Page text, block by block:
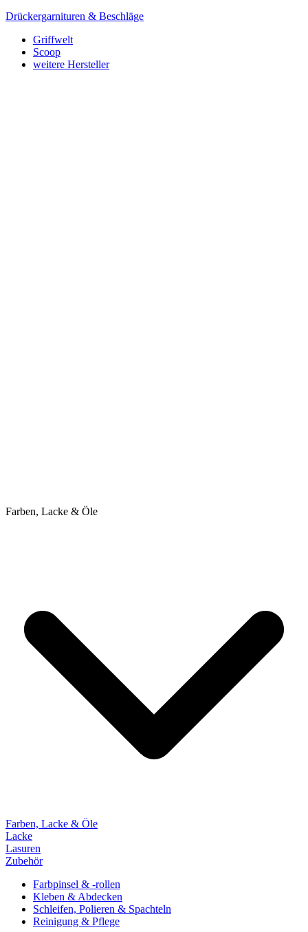
Drückergarnituren & Beschläge
Griffwelt
Scoop
weitere Hersteller
Farben, Lacke & Öle
Farben, Lacke & Öle
Lacke
Lasuren
Zubehör
Farbpinsel & -rollen
Kleben & Abdecken
Schleifen, Polieren & Spachteln
Reinigung & Pflege